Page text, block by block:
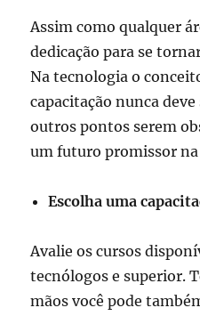
Assim como qualquer
dedicação para se
Na tecnologia o
capacitação nunca
outros pontos serem
um futuro promissor na
Escolha uma
Avalie os cursos
tecnólogos e superior.
mãos você pode